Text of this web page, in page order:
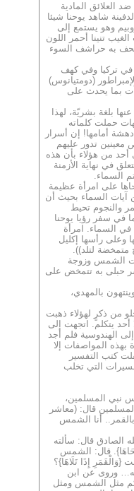
العلائق المادية
شاهد يوحنا شيئا
وهو يستمع إلى
تنينا أحمر اللون
تحف به حراشف السوء
تركيا وفي كهف
(دومتيانوس)
بما يحدث على
بلغة بشريّة، لهذا
حملت كلماته
أمامها! إن أسرار
معينين تدور عليهم
أحد من هؤلاء بأن هذه
في نهاية الأزمنة
السماء.
على امرأة عظيمة
آيات السماء بحيث أن
والنجوم تحيط
في سفر رؤيا يوحنا
في السماء. امرأة
وعلى رأسها إكليل
لتلد)).
الشمس وزوجة
حبلى به تتمخض على
بالمهدي،
من ذكرٍ لهؤلاء ذهبت
يتكلم. اتجهت إلى
الهندوسية فلم أجد
بهذه المواصفات إلا
كتب التفسير
التي تخلب
نبي المسلمين،
قال: (معاشر
أنا الشمس
الصادق قال: سألته
قال: الشمس
إِذَا تَلَاهَا}؟
وروى عن ابن
مثل الشمس ومثل